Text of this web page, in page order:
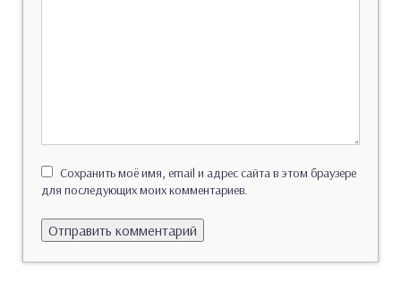
Сохранить моё имя, email и адрес сайта в этом браузере
для последующих моих комментариев.